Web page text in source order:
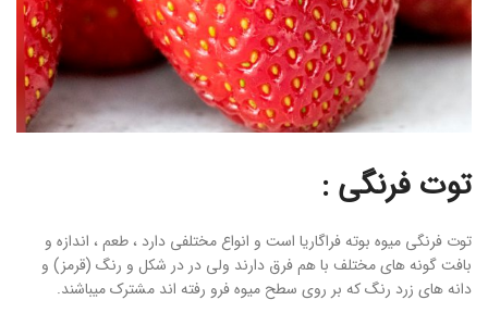
توت فرنگی :
توت فرنگی میوه بوته فراگاریا است و انواع مختلفی دارد ، طعم ، اندازه و
بافت گونه های مختلف با هم فرق دارند ولی در در شکل و رنگ (قرمز) و
دانه های زرد رنگ که بر روی سطح میوه فرو رفته اند مشترک میباشند.